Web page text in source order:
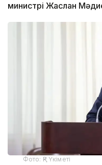
министрі Жаслан
Фото: ҚР Үкіметі